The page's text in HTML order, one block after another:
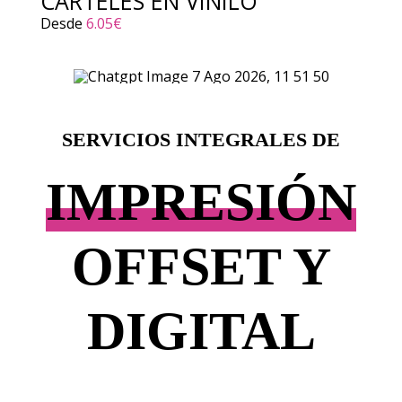
Desde 6.05€
SERVICIOS INTEGRALES DE
IMPRESIÓN
OFFSET Y
DIGITAL